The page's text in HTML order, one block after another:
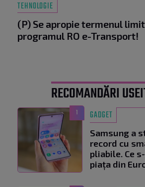
TEHNOLOGIE
(P) Se apropie termenul
programul RO e-Transport!
RECOMANDĂRI
1 GADGET
Samsung a
record cu
pliabile. Ce
piața din